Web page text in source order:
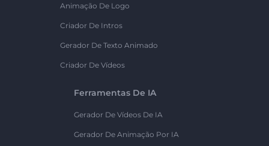
Animação De Logo
Criador De Intros
Gerador De Texto Animado
Criador De Vídeos
Ferramentas De IA
Gerador De Vídeos De IA
Gerador De Animação Por IA